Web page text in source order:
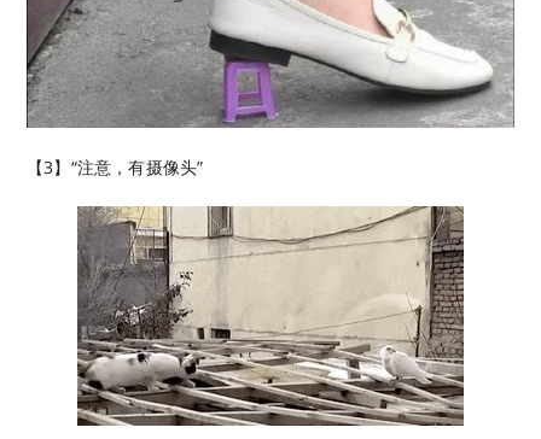
【3】“注意，有摄像头”